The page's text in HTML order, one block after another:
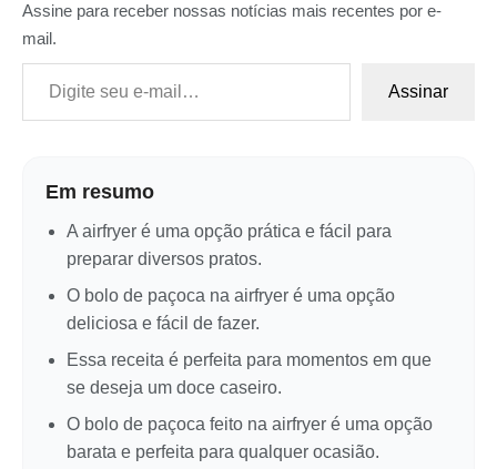
Assine para receber nossas notícias mais recentes por e-
mail.
Digite seu e-mail…
Assinar
Em resumo
A airfryer é uma opção prática e fácil para
preparar diversos pratos.
O bolo de paçoca na airfryer é uma opção
deliciosa e fácil de fazer.
Essa receita é perfeita para momentos em que
se deseja um doce caseiro.
O bolo de paçoca feito na airfryer é uma opção
barata e perfeita para qualquer ocasião.